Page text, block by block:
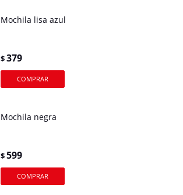
Mochila lisa azul
$379
Mochila negra
$599